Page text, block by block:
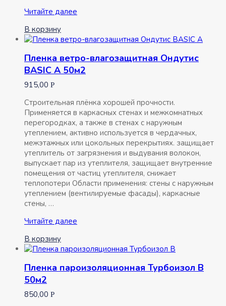
Пленка
Ондутис
BASIC
50м2
Читайте далее
В корзину
Пленка ветро-влагозащитная Ондутис
BASIC A 50м2
915,00 Р
Строительная плёнка хорошей прочности.
Применяется в каркасных стенах и межкомнатных
перегородках, а также в стенах с наружным
утеплением, активно используется в чердачных,
межэтажных или цокольных перекрытиях. защищает
утеплитель от загрязнения и выдувания волокон,
выпускает пар из утеплителя, защищает внутренние
помещения от частиц утеплителя, снижает
теплопотери Области применения: стены с наружным
утеплением (вентилируемые фасады), каркасные
стены, …
Пленка
влагозащитная
Ондутис
A
50м2
Читайте далее
В корзину
Пленка пароизоляционная Турбоизол B
50м2
850,00 Р